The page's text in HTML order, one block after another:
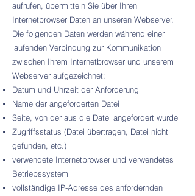
aufrufen, übermitteln Sie über Ihren
Internetbrowser Daten an unseren Webserver.
Die folgenden Daten werden während einer
laufenden Verbindung zur Kommunikation
zwischen Ihrem Internetbrowser und unserem
Webserver aufgezeichnet:
Datum und Uhrzeit der Anforderung
Name der angeforderten Datei
Seite, von der aus die Datei angefordert wurde
Zugriffsstatus (Datei übertragen, Datei nicht
gefunden, etc.)
verwendete Internetbrowser und verwendetes
Betriebssystem
vollständige IP-Adresse des anfordernden